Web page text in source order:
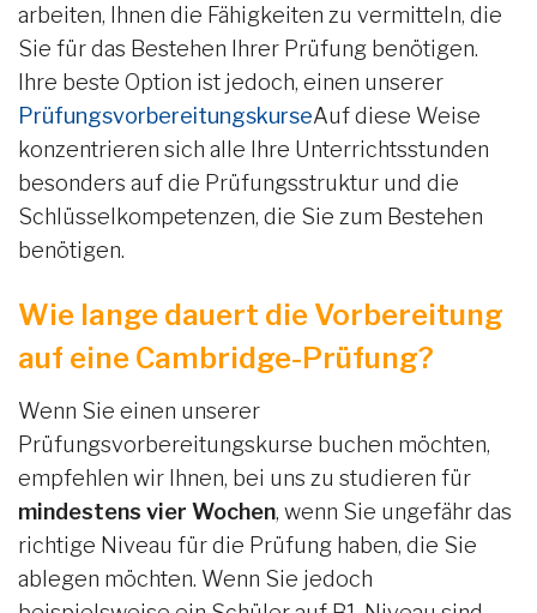
arbeiten, Ihnen die Fähigkeiten zu vermitteln, die
Sie für das Bestehen Ihrer Prüfung benötigen.
Ihre beste Option ist jedoch, einen unserer
PrüfungsvorbereitungskurseAuf diese Weise
konzentrieren sich alle Ihre Unterrichtsstunden
besonders auf die Prüfungsstruktur und die
Schlüsselkompetenzen, die Sie zum Bestehen
benötigen.
Wie lange dauert die Vorbereitung
auf eine Cambridge-Prüfung?
Wenn Sie einen unserer
Prüfungsvorbereitungskurse buchen möchten,
empfehlen wir Ihnen, bei uns zu studieren für
mindestens vier Wochen, wenn Sie ungefähr das
richtige Niveau für die Prüfung haben, die Sie
ablegen möchten. Wenn Sie jedoch